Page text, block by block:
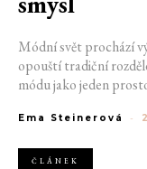
Módní svět prochází
opouští tradiční
módu jako jeden
klasické týdny módy
Ema Steinerová -
ČLÁNEK